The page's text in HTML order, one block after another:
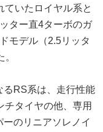
ていたロイヤル系と
ター直4ターボのガ
モデル（2.5リッタ
るRS系は、走行性能
チタイヤの他、専用
のリニアソレノイ